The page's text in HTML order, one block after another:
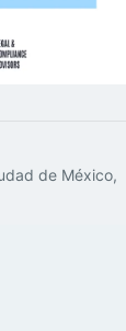
de México,